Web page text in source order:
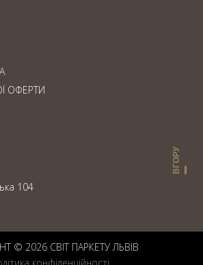
ОФЕРТИ
ВГОРУ
104
© 2026 СВIТ ПАРКЕТУ ЛЬВІВ